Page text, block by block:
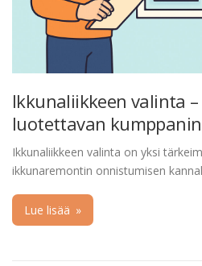
Ikkunaliikkeen valinta
luotettavan kumppanin
Ikkunaliikkeen valinta on yksi
ikkunaremontin onnistumisen
Lue lisää »